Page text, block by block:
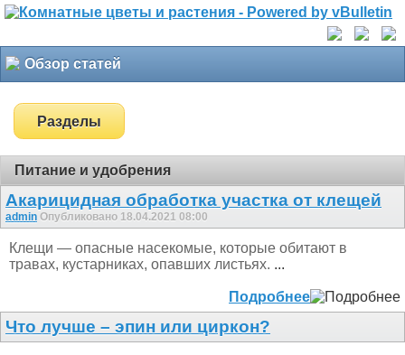
Обзор статей
Разделы
Питание и удобрения
Акарицидная обработка участка от клещей
admin Опубликовано 18.04.2021 08:00
Клещи — опасные насекомые, которые обитают в
травах, кустарниках, опавших листьях. ...
Подробнее
Что лучше – эпин или циркон?